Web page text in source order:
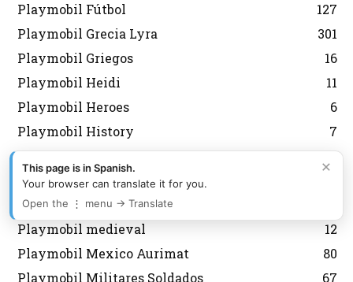
Playmobil Fútbol
127
Playmobil Grecia Lyra
301
Playmobil Griegos
16
Playmobil Heidi
11
Playmobil Heroes
6
Playmobil History
7
Playmobil Japon
6
Playmobil Korea
Playmobil Magic
Playmobil medieval
12
Playmobil Mexico Aurimat
80
Playmobil Militares Soldados
67
×
This page is in Spanish.
Your browser can translate it for you.
Open the ⋮ menu → Translate